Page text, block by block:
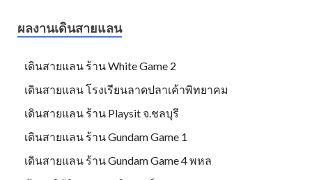
ผลงานเดินสายแลน
เดินสายแลน ร้าน White Game 2
เดินสายแลน โรงเรียนลาดปลาเค้าพิทยาคม
เดินสายแลน ร้าน Playsit จ.ชลบุรี
เดินสายแลน ร้าน Gundam Game 1
เดินสายแลน ร้าน Gundam Game 4 พหล